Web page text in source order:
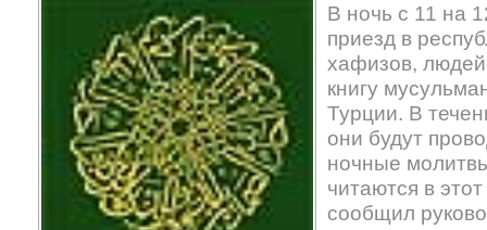
В ночь с 11 на
приезд в
хафизов,
книгу
Турции. В
они будут
ночные
читаются в
сообщил